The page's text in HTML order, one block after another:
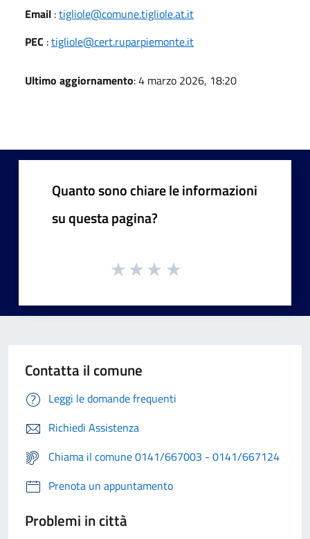
Email :tigliole@comune.tigliole.at.it
PEC :tigliole@cert.ruparpiemonte.it
Ultimo aggiornamento: 4 marzo 2026, 18:20
Quanto sono chiare le informazioni
su questa pagina?
Contatta il comune
Leggi le domande frequenti
Richiedi Assistenza
Chiama il comune 0141/667003 - 0141/667124
Prenota un appuntamento
Problemi in città